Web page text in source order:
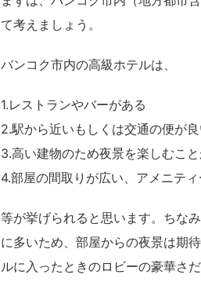
て考えましょう。
バンコク市内の高級ホテルは、
1.レストランやバーがある
2.駅から近いもしくは交通の便が
3.高い建物のため夜景を楽しむこ
4.部屋の間取りが広い、アメニテ
等が挙げられると思います。ちな
に多いため、部屋からの夜景は期
ルに入ったときのロビーの豪華さ